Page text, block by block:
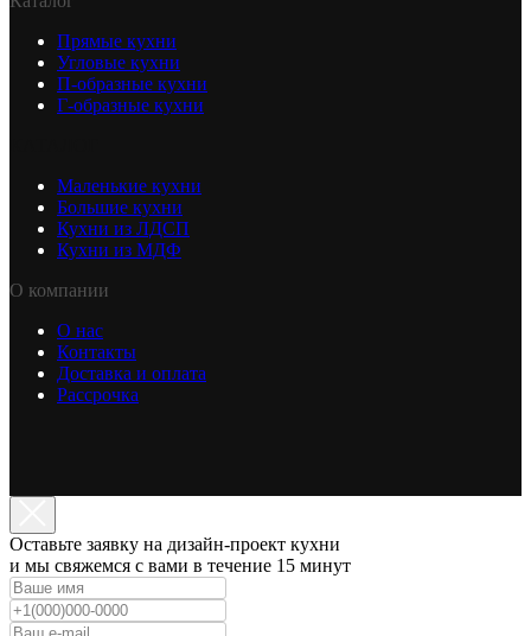
Прямые кухни
Угловые кухни
П-образные кухни
Г-образные кухни
Маленькие кухни
Большие кухни
Кухни из ЛДСП
Кухни из МДФ
О компании
О нас
Контакты
Доставка и оплата
Рассрочка
Оставьте заявку на дизайн-проект кухни
и мы свяжемся с вами в течение 15 минут